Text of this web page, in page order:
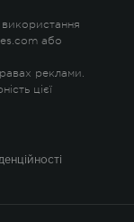
або
реклами.
цієї